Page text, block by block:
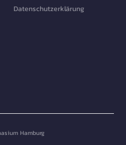
Datenschutzerklärung
Hamburg